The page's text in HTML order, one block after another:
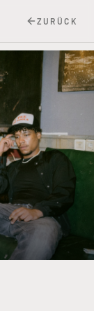
ZURÜCK